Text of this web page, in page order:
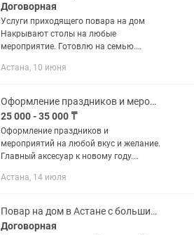
Договорная
Услуги приходящего повара на дом
Накрывают столы на любые
мероприятие. Готовлю на семью.
принимаю заказы на полуфабрикаты,
Астана, 10 июня
Оформление праздников и мероприятий фотозоны и фигуры из шаров
25 000 - 35 000 ₸
Оформление праздников и
мероприятий на любой вкус и желание.
Главный аксесуар к новому году.
шарами на любое мероприятие от
использованием...
Астана, 14 июля
Повар на дом в Астане с большим стажем
Договорная